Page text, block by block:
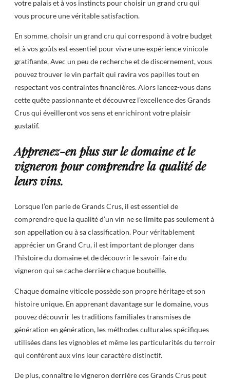
votre palais et à vos instincts pour choisir un grand cru qui
vous procure une véritable satisfaction.
En somme, choisir un grand cru qui correspond à votre budget
et à vos goûts est essentiel pour vivre une expérience vinicole
gratifiante. Avec un peu de recherche et de discernement, vous
pouvez trouver le vin parfait qui ravira vos papilles tout en
respectant vos contraintes financières. Alors lancez-vous dans
cette quête passionnante et découvrez l’excellence des Grands
Crus qui éveilleront vos sens et enrichiront votre plaisir
gustatif.
Apprenez-en plus sur le domaine et le
vigneron pour comprendre la qualité de
leurs vins.
Lorsque l’on parle de Grands Crus, il est essentiel de
comprendre que la qualité d’un vin ne se limite pas seulement à
son appellation ou à sa classification. Pour véritablement
apprécier un Grand Cru, il est important de plonger dans
l’histoire du domaine et de découvrir le savoir-faire du
vigneron qui se cache derrière chaque bouteille.
Chaque domaine viticole possède son propre héritage et son
histoire unique. En apprenant davantage sur le domaine, vous
pouvez découvrir les traditions familiales transmises de
génération en génération, les méthodes culturales spécifiques
utilisées dans les vignobles et même les particularités du terroir
qui confèrent aux vins leur caractère distinctif.
De plus, connaître le vigneron derrière ces Grands Crus peut